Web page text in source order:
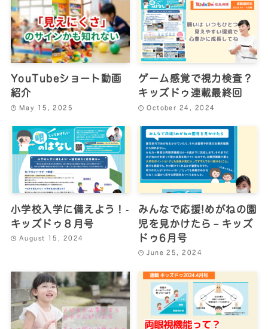
YouTubeショート動画
紹介
May 15, 2025
ゲーム感覚で視力検査？
キッズドゥ連載最終回
October 24, 2024
小学校入学に備えよう！‐
キッズドゥ８月号
August 15, 2024
みんなで応援!めがねの園
児を見かけたら－キッズ
ドゥ6月号
June 25, 2024